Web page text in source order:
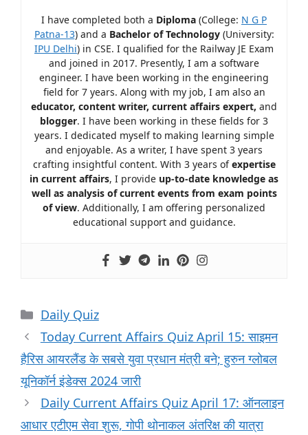
I have completed both a Diploma (College: N G P
Patna-13) and a Bachelor of Technology(University:
IPU Delhi) in CSE. I qualified for the Railway JE Exam
and joined in 2017. Presently, I am a software
engineer. I have been working in the engineering
field for 7 years. Along with my job, I am also an
educator, content writer, current affairs expert, and
blogger. I have been working in these fields for 3
years. I dedicated myself to making learning simple
and enjoyable. As a writer, I have spent 3 years
crafting insightful content. With 3 years ofexpertise
in current affairs, I provide up-to-date knowledge as
well as analysis of current events from exam points
of view. Additionally, I am offering personalized
educational support and guidance.
Daily Quiz
Today Current Affairs Quiz April 15: साइमन
हैरिस आयरलैंड के सबसे युवा प्रधान मंत्री बने; हुरुन ग्लोबल
यूनिकॉर्न इंडेक्स 2024 जारी
Daily Current Affairs Quiz April 17: ऑनलाइन
आधार एटीएम सेवा शुरू, गोपी थोनाकल अंतरिक्ष की यात्रा